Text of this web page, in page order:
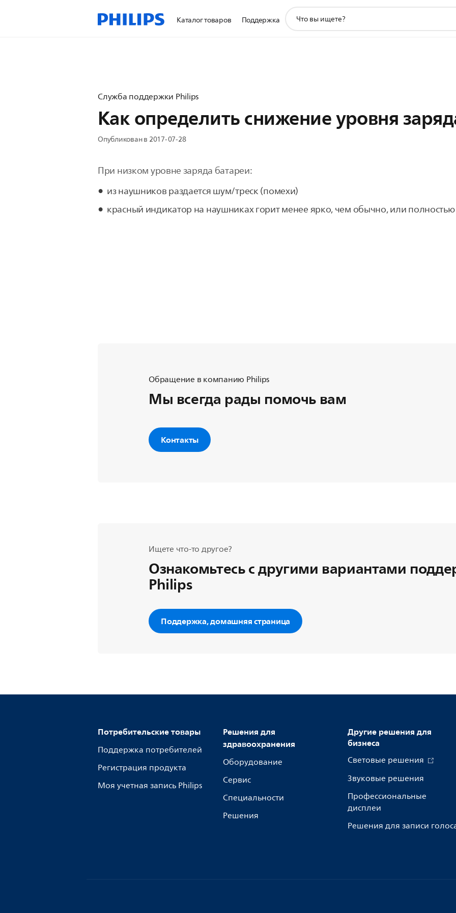
Каталог товаров Поддержка
поддержки
Служба поддержки Philips
Как определить снижение уровня
Опубликован в 2017-07-28
При низком уровне заряда батареи:
из наушников раздается шум/треск (помехи)
красный индикатор на наушниках горит менее ярко, чем обычно, или полностью
Обращение в компанию Philips
Мы всегда рады помочь вам
Контакты
Ищете что-то другое?
Ознакомьтесь с другими вариантами
Philips
Поддержка, домашняя страница
Потребительские товары
Поддержка потребителей
Регистрация продукта
Моя учетная запись Philips
Решения для
здравоохранения
Оборудование
Сервис
Специальности
Решения
Другие решения для
бизнеса
Световые решения
Звуковые решения
Профессиональные
дисплеи
Решения для записи